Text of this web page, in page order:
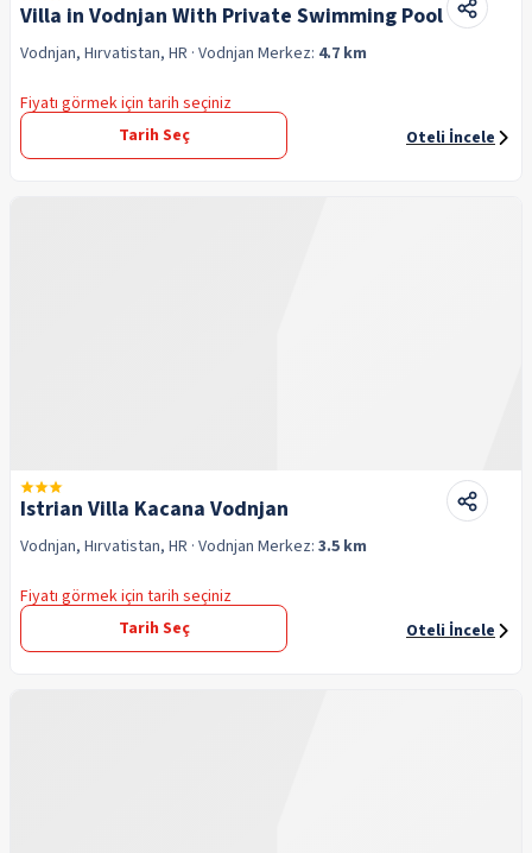
Villa in Vodnjan With Private Swimming Pool
Vodnjan, Hırvatistan, HR · Vodnjan Merkez: 4.7 km
Fiyatı görmek için tarih seçiniz
Tarih Seç
Oteli İncele
Istrian Villa Kacana Vodnjan
Vodnjan, Hırvatistan, HR · Vodnjan Merkez: 3.5 km
Fiyatı görmek için tarih seçiniz
Tarih Seç
Oteli İncele